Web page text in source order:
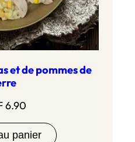
et de pommes de
6.90
panier